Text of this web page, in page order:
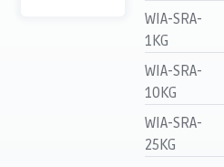
WIA-SRA-
1KG
WIA-SRA-
10KG
WIA-SRA-
25KG